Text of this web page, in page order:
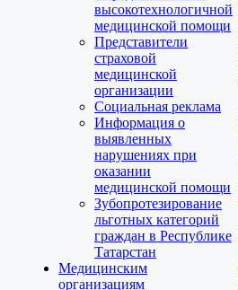
высокотехнологичной
медицинской помощи
Представители
страховой
медицинской
организации
Социальная реклама
Информация о
выявленных
нарушениях при
оказании
медицинской помощи
Зубопротезирование
льготных категорий
граждан в Республике
Татарстан
Медицинским
организациям